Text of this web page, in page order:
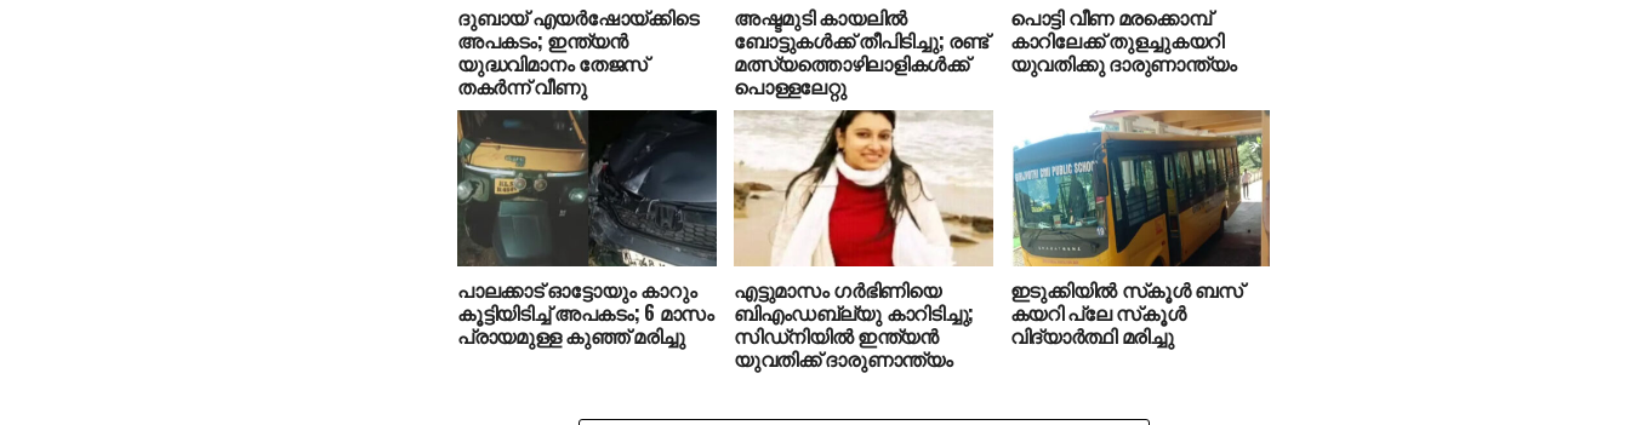
ദുബായ് എയര്‍ഷോയ്ക്കിടെ
അപകടം; ഇന്ത്യന്‍
യുദ്ധവിമാനം തേജസ്
തകര്‍ന്ന് വീണു
അഷ്ടമുടി കായലില്‍
ബോട്ടുകള്‍ക്ക് തീപിടിച്ചു; രണ്ട്
മത്സ്യത്തൊഴിലാളികള്‍ക്ക്
പൊള്ളലേറ്റു
പൊട്ടി വീണ മരക്കൊമ്പ്
കാറിലേക്ക് തുളച്ചുകയറി
യുവതിക്കു ദാരുണാന്ത്യം
പാലക്കാട് ഓട്ടോയും കാറും
കൂട്ടിയിടിച്ച് അപകടം; 6 മാസം
പ്രായമുള്ള കുഞ്ഞ് മരിച്ചു
എട്ടുമാസം ഗര്‍ഭിണിയെ
ബിഎംഡബ്ല്യു കാറിടിച്ചു;
സിഡ്‌നിയില്‍ ഇന്ത്യന്‍
യുവതിക്ക് ദാരുണാന്ത്യം
ഇടുക്കിയില്‍ സ്‌കൂള്‍ ബസ്
കയറി പ്ലേ സ്‌കൂള്‍
വിദ്യാര്‍ത്ഥി മരിച്ചു